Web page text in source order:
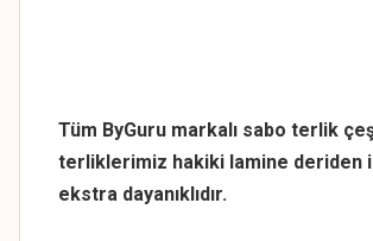
Tüm ByGuru markalı sabo terlik
terliklerimiz hakiki lamine deriden
ekstra dayanıklıdır.